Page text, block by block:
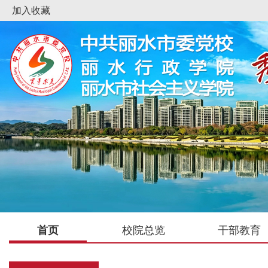
加入收藏
首页 校院总览 干部教育